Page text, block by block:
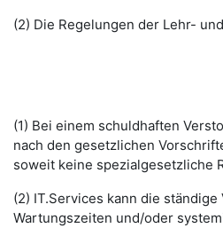
(2) Die Regelungen der Lehr-
(1) Bei einem schuldhaften
nach den gesetzlichen
soweit keine spezialgesetzliche
(2) IT.Services kann die
Wartungszeiten und/oder